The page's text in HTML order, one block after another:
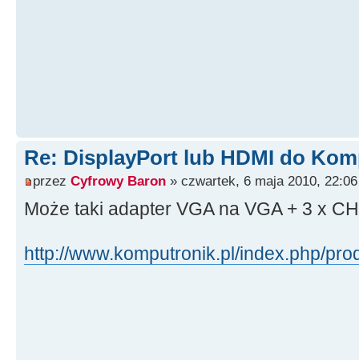
Re: DisplayPort lub HDMI do
przez Cyfrowy Baron » czwartek, 6 maja 2010, 22:06
Może taki adapter VGA na VGA + 3 x
http://www.komputronik.pl/index.php/